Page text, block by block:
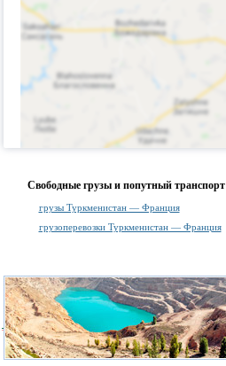
Свободные грузы и попутный транспорт
грузы Туркменистан — Франция
грузоперевозки Туркменистан — Франция